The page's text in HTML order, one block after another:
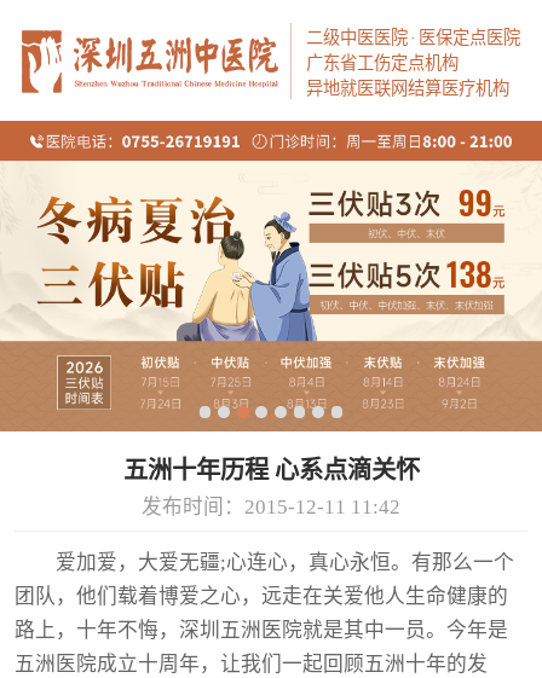
二级中医医院 · 医保定点医院
广东省工伤定点机构
异地就医联网结算医疗机构
五洲十年历程 心系点滴关怀
发布时间：2015-12-11 11:42
爱加爱，大爱无疆;心连心，真心永恒。有那么一个
团队，他们载着博爱之心，远走在关爱他人生命健康的
路上，十年不悔，深圳五洲医院就是其中一员。今年是
五洲医院成立十周年，让我们一起回顾五洲十年的发